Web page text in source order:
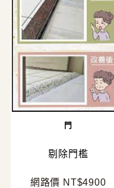
門
剔除門檻
網路價 NT$4900